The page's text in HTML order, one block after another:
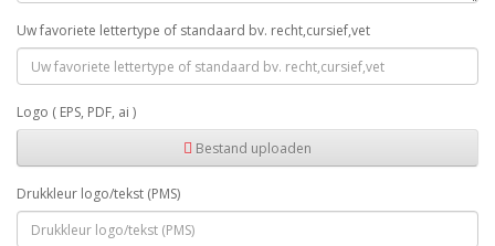
Uw favoriete lettertype of standaard bv. recht,cursief,vet
Logo ( EPS, PDF, ai )
Bestand uploaden
Drukkleur logo/tekst (PMS)